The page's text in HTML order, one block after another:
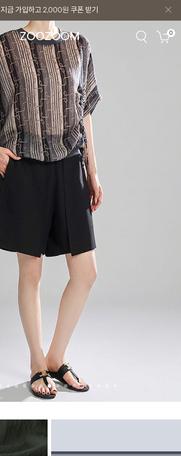
지금 가입하고 2,000원 쿠폰 받기
지금 가입하고 2,000원쿠폰 받기 0